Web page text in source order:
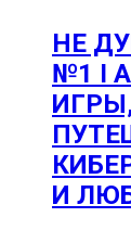
НЕ
№1 I
И